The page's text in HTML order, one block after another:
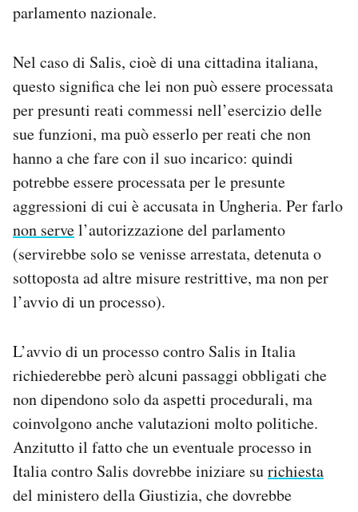
parlamento nazionale.
Nel caso di Salis, cioè di una cittadina italiana,
questo significa che lei non può essere processata
per presunti reati commessi nell’esercizio delle
sue funzioni, ma può esserlo per reati che non
hanno a che fare con il suo incarico: quindi
potrebbe essere processata per le presunte
aggressioni di cui è accusata in Ungheria. Per farlo
non servel’autorizzazione del parlamento
(servirebbe solo se venisse arrestata, detenuta o
sottoposta ad altre misure restrittive, ma non per
l’avvio di un processo).
L’avvio di un processo contro Salis in Italia
richiederebbe però alcuni passaggi obbligati che
non dipendono solo da aspetti procedurali, ma
coinvolgono anche valutazioni molto politiche.
Anzitutto il fatto che un eventuale processo in
Italia contro Salis dovrebbe iniziare surichiesta
del ministero della Giustizia, che dovrebbe